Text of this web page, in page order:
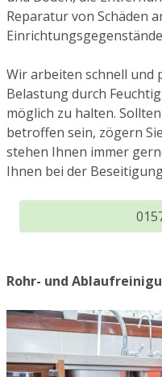
Reparatur von Schäden
Wir arbeiten schnell und
Belastung durch
möglich zu halten.
betroffen sein, zögern
stehen Ihnen immer
Ihnen bei der
Rohr- und